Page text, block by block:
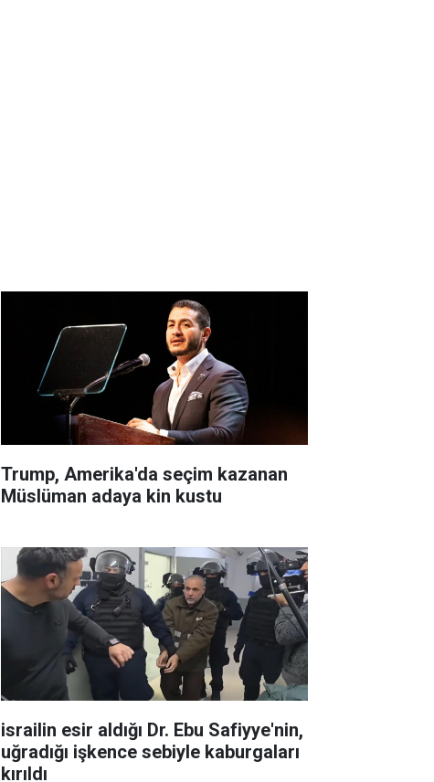
Trump, Amerika'da seçim kazanan
Müslüman adaya kin kustu
israilin esir aldığı Dr. Ebu Safiyye'nin,
uğradığı işkence sebiyle kaburgaları
kırıldı